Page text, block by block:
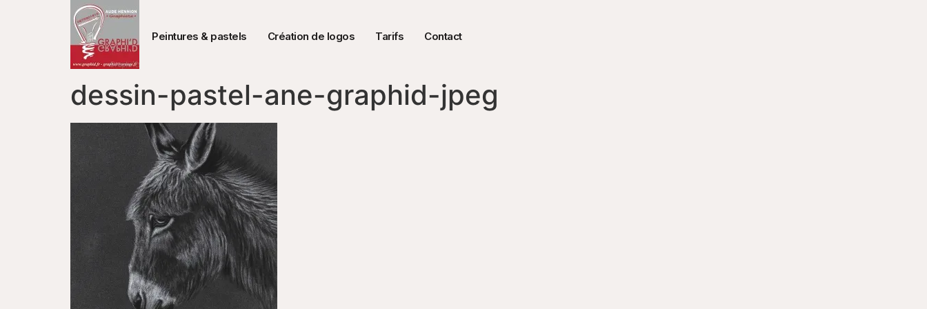
Peintures & pastels Création de logos Tarifs Contact
dessin-pastel-ane-graphid-jpeg